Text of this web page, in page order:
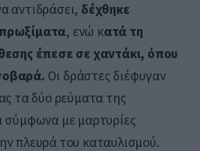
αντιδράσει, δέχθηκε
, ενώ κατά τη
έπεσε σε χαντάκι, όπου
Οι δράστες διέφυγαν
τα δύο ρεύματα της
σύμφωνα με μαρτυρίες
πλευρά του καταυλισμού.